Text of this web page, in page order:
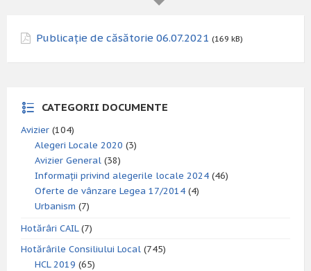
Publicație de căsătorie 06.07.2021 (169 kB)
CATEGORII DOCUMENTE
Avizier (104)
Alegeri Locale 2020 (3)
Avizier General (38)
Informații privind alegerile locale 2024 (46)
Oferte de vânzare Legea 17/2014 (4)
Urbanism (7)
Hotărâri CAIL(7)
Hotărârile Consiliului Local (745)
HCL 2019 (65)